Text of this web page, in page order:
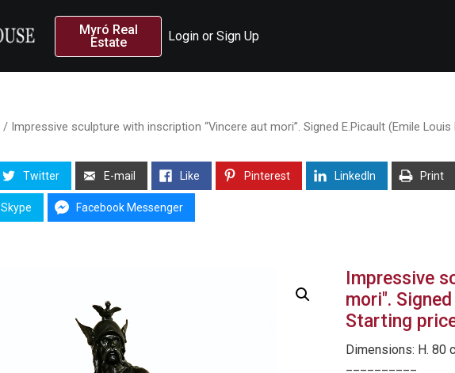
Myró Real
Estate
Login or Sign Up
/ Impressive sculpture with inscription “Vincere aut mori”. Signed E.Picault (Emile
Twitter E-mail Like Pinterest LinkedIn Print
Skype Facebook Messenger
Impressive
mori".
Starting
Dimensions: H. 80